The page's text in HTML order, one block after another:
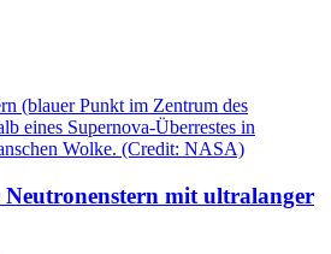
mit ultralanger